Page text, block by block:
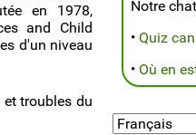
en 1978,
and Child
d'un niveau
troubles du
Notre
• Quiz
• Où en